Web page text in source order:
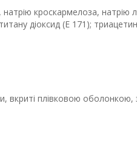
кроскармелоза, натрію
діоксид (Е 171);
вкриті плівковою оболонкою,